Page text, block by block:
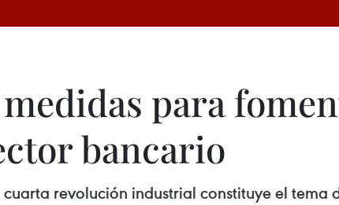
para
bancario
revolución industrial constituye el tema